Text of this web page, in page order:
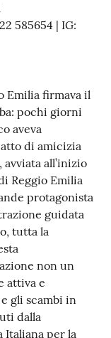
585654 | IG:
Emilia firmava il
pochi giorni
aveva
di amicizia
all’inizio
Reggio Emilia
protagonista
guidata
tutta la
non un
attiva e
gli scambi in
dalla
Italiana per la